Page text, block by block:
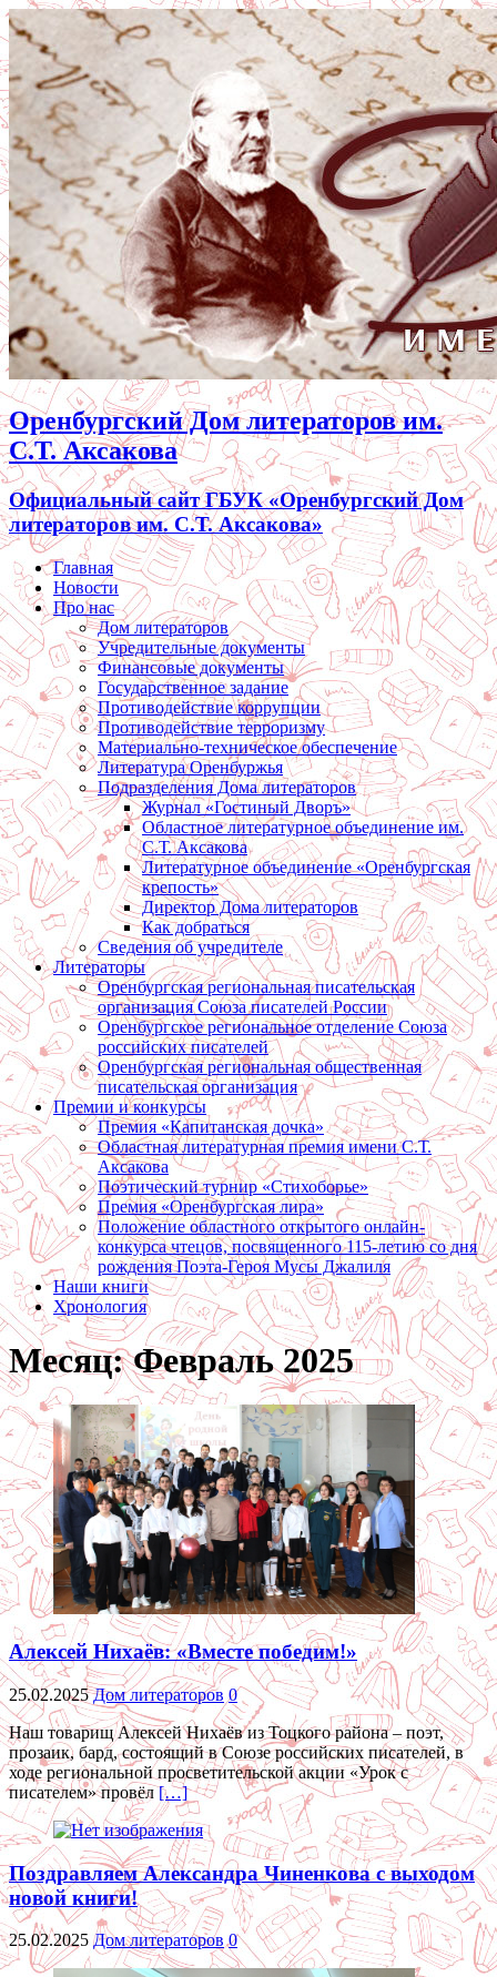
Оренбургский Дом литераторов им.
С.Т. Аксакова
Официальный сайт ГБУК «Оренбургский Дом
литераторов им. С.Т. Аксакова»
Главная
Новости
Про нас
Дом литераторов
Учредительные документы
Финансовые документы
Государственное задание
Противодействие коррупции
Противодействие терроризму
Материально-техническое обеспечение
Литература Оренбуржья
Подразделения Дома литераторов
Журнал «Гостиный Дворъ»
Областное литературное объединение им.
С.Т. Аксакова
Литературное объединение «Оренбургская
крепость»
Директор Дома литераторов
Как добраться
Сведения об учредителе
Литераторы
Оренбургская региональная писательская
организация Союза писателей России
Оренбургское региональное отделение Союза
российских писателей
Оренбургская региональная общественная
писательская организация
Премии и конкурсы
Премия «Капитанская дочка»
Областная литературная премия имени С.Т.
Аксакова
Поэтический турнир «Стихоборье»
Премия «Оренбургская лира»
Положение областного открытого онлайн-
конкурса чтецов, посвященного 115-летию со дня
рождения Поэта-Героя Мусы Джалиля
Наши книги
Хронология
Месяц:Февраль 2025
Алексей Нихаёв: «Вместе победим!»
25.02.2025 Дом литераторов 0
Наш товарищ Алексей Нихаёв из Тоцкого района – поэт,
прозаик, бард, состоящий в Союзе российских писателей, в
ходе региональной просветительской акции «Урок с
писателем» провёл[…]
Поздравляем Александра Чиненкова с выходом
новой книги!
25.02.2025 Дом литераторов 0